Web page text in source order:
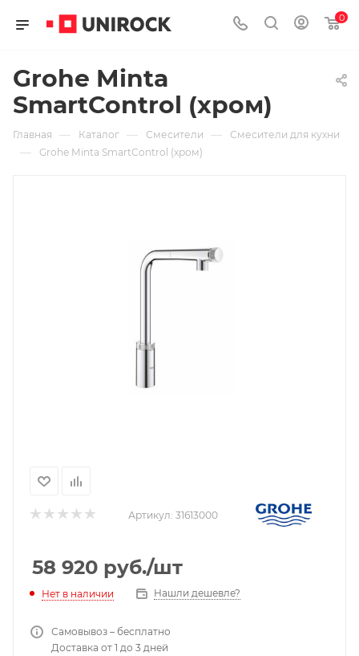
0
Grohe Minta
SmartControl (хром)
Главная — Каталог — Смесители — Смесители для кухни
— Grohe Minta SmartControl (хром)
Артикул: 31613000
58 920 руб./шт
Нет в наличии Нашли дешевле?
Самовывоз – бесплатно
Доставка от 1 до 3 дней